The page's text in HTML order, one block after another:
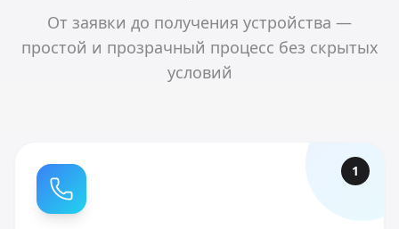
От заявки до получения устройства —
простой и прозрачный процесс без скрытых
условий
1